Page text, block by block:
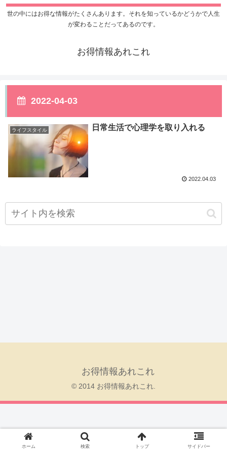
世の中にはお得な情報がたくさんあります。それを知っているかどうかで人生
が変わることだってあるのです。
お得情報あれこれ
2022-04-03
ライフスタイル 日常生活で心理学を取り入れる
2022.04.03
お得情報あれこれ
© 2014 お得情報あれこれ.
ホーム 検索 トップ サイドバー